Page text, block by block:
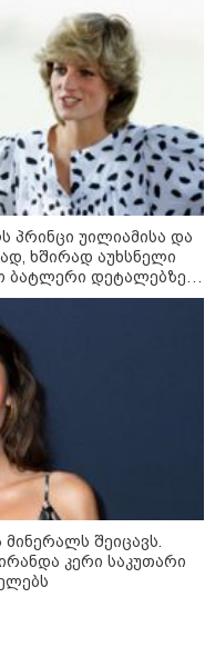
სააგენტოს
9-11 აგვისტოს
მოსალოდნელია
წვიმა
პრინცი უილიამისა და
ხშირად აუხსნელი
ბატლერი დეტალებზე
შეიცავს.
კერი საკუთარი